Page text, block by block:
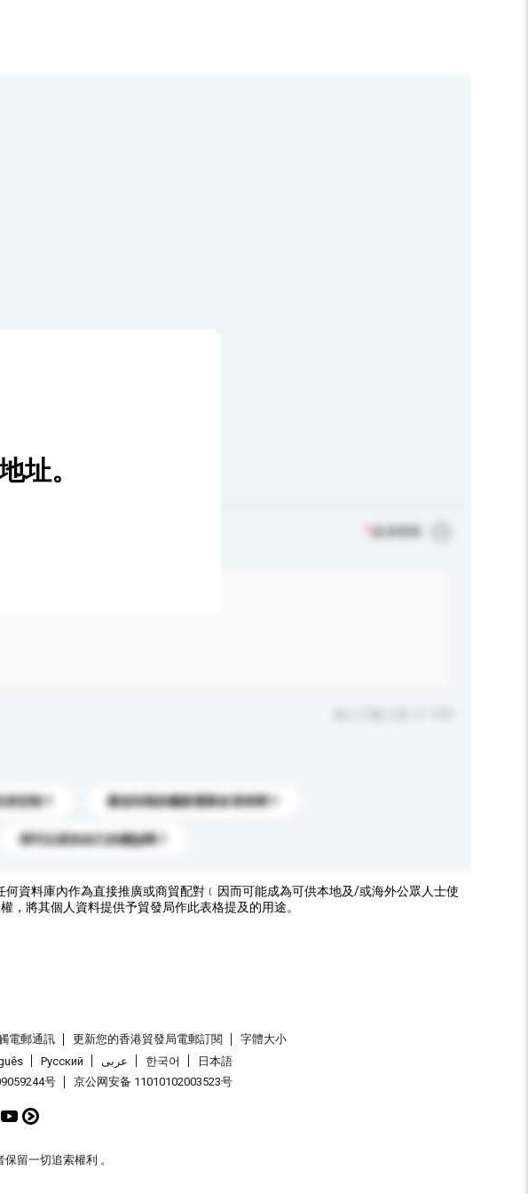
定制？ 運送到我的國家需要多長時間？
我可以添加自己的標誌嗎？
址。
資料庫內作為直接推廣或商貿配對﹝因而可能成為可供本地及/或海外公眾人士使
，將其個人資料提供予貿發局作此表格提及的用途。
電郵通訊 更新您的香港貿發局電郵訂閱
字體大小
Pусский عربى 한국어
日本語
号 京公网安备 11010102003523号
留一切追索權利 。